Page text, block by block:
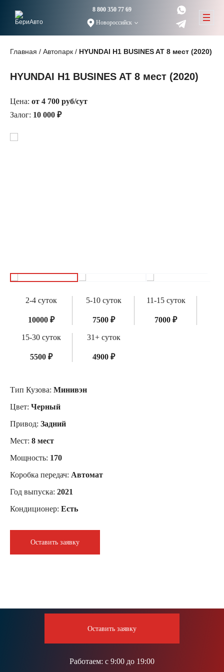
8 800 350 77 69
Новороссийск
Главная / Автопарк / HYUNDAI H1 BUSINES AT 8 мест (2020)
HYUNDAI H1 BUSINES AT 8 мест (2020)
Цена: от 4 700 руб/сут
Залог: 10 000 ₽
2-4 суток
10000 ₽
5-10 суток
7500 ₽
11-15 суток
7000 ₽
15-30 суток
5500 ₽
31+ суток
4900 ₽
Тип Кузова: Минивэн
Цвет: Черный
Привод: Задний
Мест: 8 мест
Мощность: 170
Коробка передач: Автомат
Год выпуска: 2021
Кондиционер: Есть
Оставить заявку
Работаем: с 9:00 до 19:00
Оставить заявку